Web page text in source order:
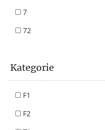
7
72
Kategorie
F1
F2